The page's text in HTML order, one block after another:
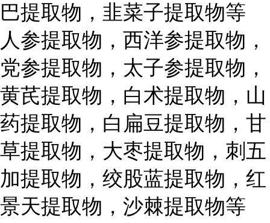
巴提取物，韭菜子提取物等
人参提取物，西洋参提取物，
党参提取物，太子参提取物，
黄芪提取物，白术提取物，山
药提取物，白扁豆提取物，甘
草提取物，大枣提取物，刺五
加提取物，绞股蓝提取物，红
景天提取物，沙棘提取物等